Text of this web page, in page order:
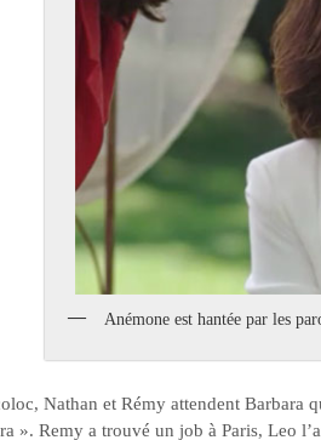
Anémone est hantée par les
Nathan et Rémy attendent Barbara
». Remy a trouvé un job à Paris, Leo